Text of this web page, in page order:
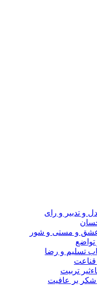
و تدبیر و رای
و مستی و شور
تسلیم و رضا
تربیت
بر عافیت